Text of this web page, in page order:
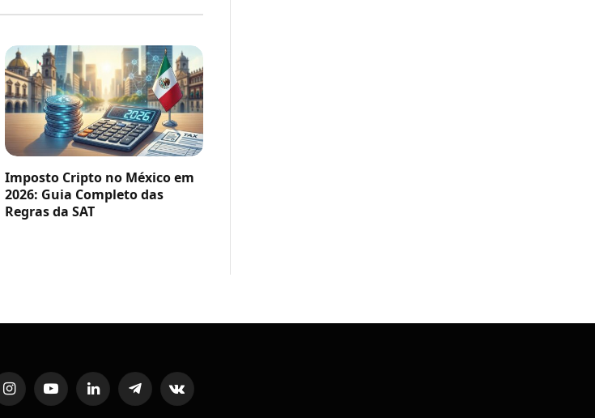
Imposto Cripto no México em
2026: Guia Completo das
Regras da SAT
InstagramYouTubeLinkedInTelegramVKontakte